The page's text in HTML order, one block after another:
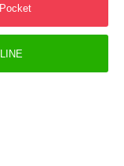
Pocket
LINE